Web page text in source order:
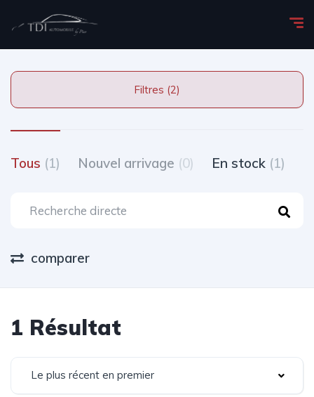
Filtres (2)
Tous (1) Nouvel arrivage (0) En stock (1)
comparer
1 Résultat
Le plus récent en premier